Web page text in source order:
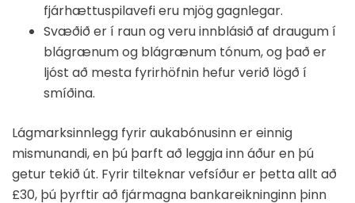
fjárhættuspilavefi eru mjög gagnlegar.
Svæðið er í raun og veru innblásið af draugum í
blágrænum og blágrænum tónum, og það er
ljóst að mesta fyrirhöfnin hefur verið lögð í
smíðina.
Lágmarksinnlegg fyrir aukabónusinn er einnig
mismunandi, en þú þarft að leggja inn áður en þú
getur tekið út. Fyrir tilteknar vefsíður er þetta allt að
£30, þú þyrftir að fjármagna bankareikninginn þinn